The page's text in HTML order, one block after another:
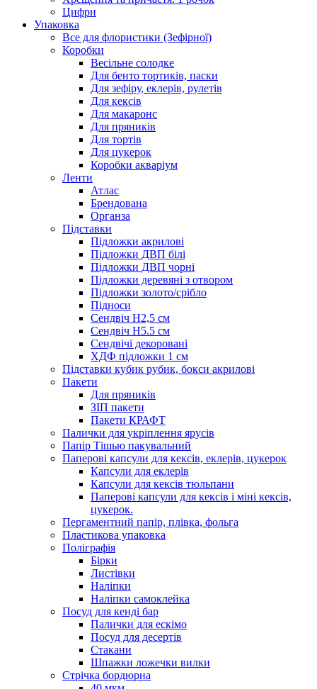
Цифри
Упаковка
Все для флористики (Зефірної)
Коробки
Весільне солодке
Для бенто тортиків, паски
Для зефіру, еклерів, рулетів
Для кексів
Для макаронс
Для пряників
Для тортів
Для цукерок
Коробки акваріум
Ленти
Атлас
Брендована
Органза
Підставки
Підложки акрилові
Підложки ДВП білі
Підложки ДВП чорні
Підложки деревяні з отвором
Підложки золото/срібло
Підноси
Сендвіч H2,5 см
Сендвіч H5.5 см
Сендвічі декоровані
ХДФ підложки 1 см
Підставки кубик рубик, бокси акрилові
Пакети
Для пряників
ЗІП пакети
Пакети КРАФТ
Палички для укріплення ярусів
Папір Тішью пакувальний
Паперові капсули для кексів, еклерів, цукерок
Капсули для еклерів
Капсули для кексів тюльпани
Паперові капсули для кексів і міні кексів,
цукерок.
Пергаментний папір, плівка, фольга
Пластикова упаковка
Поліграфія
Бірки
Листівки
Наліпки
Наліпки самоклейка
Посуд для кенді бар
Палички для ескімо
Посуд для десертів
Стакани
Шпажки ложечки вилки
Стрічка бордюрна